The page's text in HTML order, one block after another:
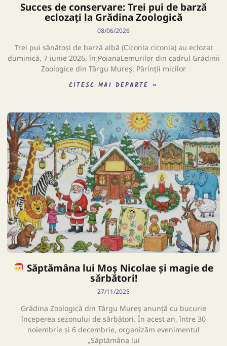
Succes de conservare: Trei pui de barză
eclozați la Grădina Zoologică
08/06/2026
Trei pui sănătoși de barză albă (Ciconia ciconia) au eclozat
duminică, 7 iunie 2026, în PoianaLemurilor din cadrul Grădinii
Zoologice din Târgu Mureș. Părinții micilor
CITESC MAI DEPARTE »
Săptămâna lui Moș Nicolae și magie de
sărbători!
27/11/2025
Grădina Zoologică din Târgu Mureș anunță cu bucurie
începerea sezonului de sărbători. În acest an, între 30
noiembrie și 6 decembrie, organizăm evenimentul
„Săptămâna lui